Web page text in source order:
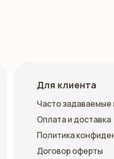
Для клиента
Часто задаваемые
Оплата и доставка
Политика
Договор оферты